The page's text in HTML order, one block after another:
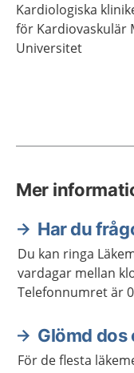
Kardiologiska
för Kardiovaskulär
Universitet
Mer
Har du
Du kan ringa
vardagar mellan
Telefonnumret är
Glömd dos
För de flesta